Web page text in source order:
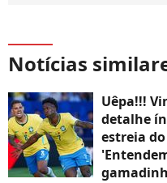
Notícias
Uêpa!!!
detalhe
estreia